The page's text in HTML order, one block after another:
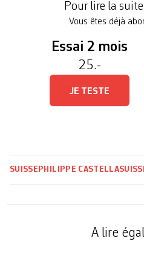
européenne (UE), […]
Pour lire la
Vous êtes déjà
Essai 2 mois
25.-
JE TESTE
SUISSE PHILIPPE CASTELLA
A lire